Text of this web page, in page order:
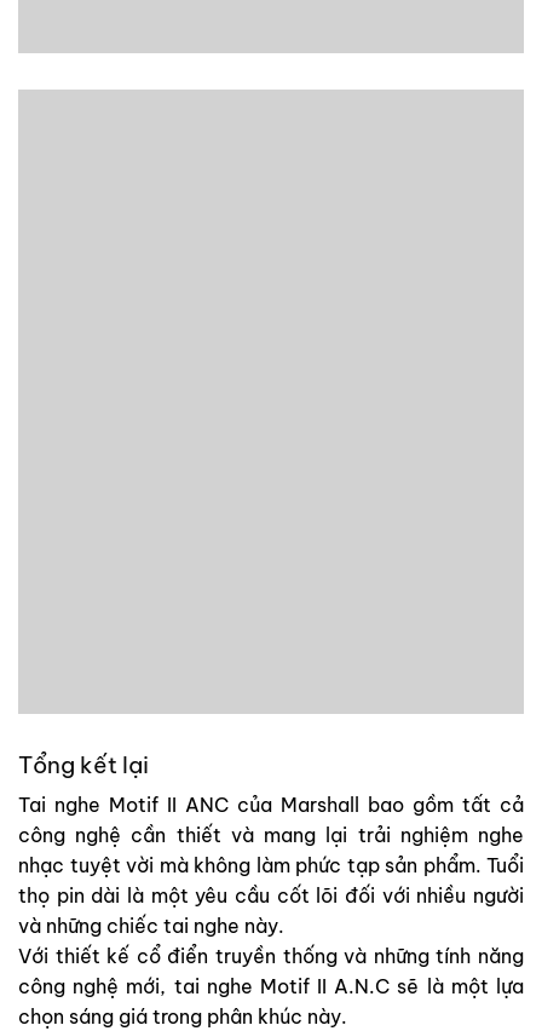
Tổng kết lại
Tai nghe Motif II ANC của Marshall bao gồm tất cả
công nghệ cần thiết và mang lại trải nghiệm nghe
nhạc tuyệt vời mà không làm phức tạp sản phẩm. Tuổi
thọ pin dài là một yêu cầu cốt lõi đối với nhiều người
và những chiếc tai nghe này.
Với thiết kế cổ điển truyền thống và những tính năng
công nghệ mới, tai nghe Motif II A.N.C sẽ là một lựa
chọn sáng giá trong phân khúc này.